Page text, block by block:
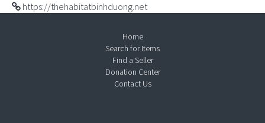
https://thehabitatbinhduong.net
Home
Search for Items
Find a Seller
Donation Center
Contact Us